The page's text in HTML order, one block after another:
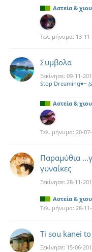
Αστεία &
Τελ. μήνυμα: 13-
Συμβολα
Ξεκίνησε: 09-11-
Stop Dreaming♥~
Αστεία &
Τελ. μήνυμα: 20-
Παραμύθια
γυναίκες
Ξεκίνησε: 28-11-
Αστεία &
Τελ. μήνυμα: 28-
Ti sou kanei
Ξεκίνησε: 15-06-